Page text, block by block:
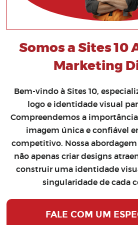
Somos a Sites 10
Marketing
Bem-vindo à Sites 10,
logo e identidade visual
Compreendemos a
imagem única e confiável
competitivo. Nossa
não apenas criar designs
construir uma identidade
singularidade de cada
FALE COM UM